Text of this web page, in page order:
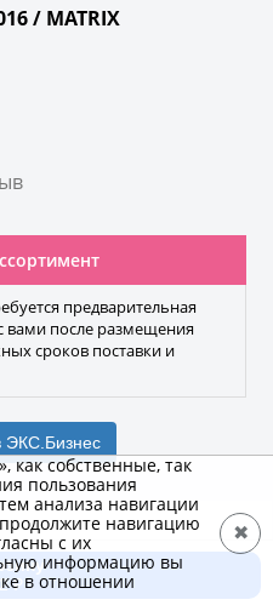
/ MATRIX
предварительная
вами после размещения
сроков поставки и
ЭКС.Бизнес
₽
собственные, так
пользования
анализа навигации
навигацию
с их
информацию вы
в отношении
✖